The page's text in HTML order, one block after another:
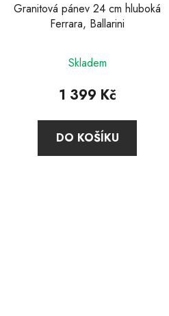
Granitová pánev 24 cm hluboká
Ferrara, Ballarini
Skladem
1 399 Kč
DO KOŠÍKU